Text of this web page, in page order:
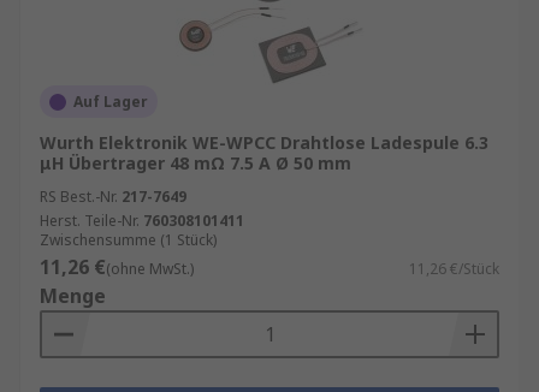
Auf Lager
Wurth Elektronik WE-WPCC Drahtlose Ladespule 6.3
μH Übertrager 48 mΩ 7.5 A Ø 50 mm
RS Best.-Nr. 217-7649
Herst. Teile-Nr. 760308101411
Zwischensumme (1 Stück)
11,26 €(ohne MwSt.) 11,26 €/Stück
Menge